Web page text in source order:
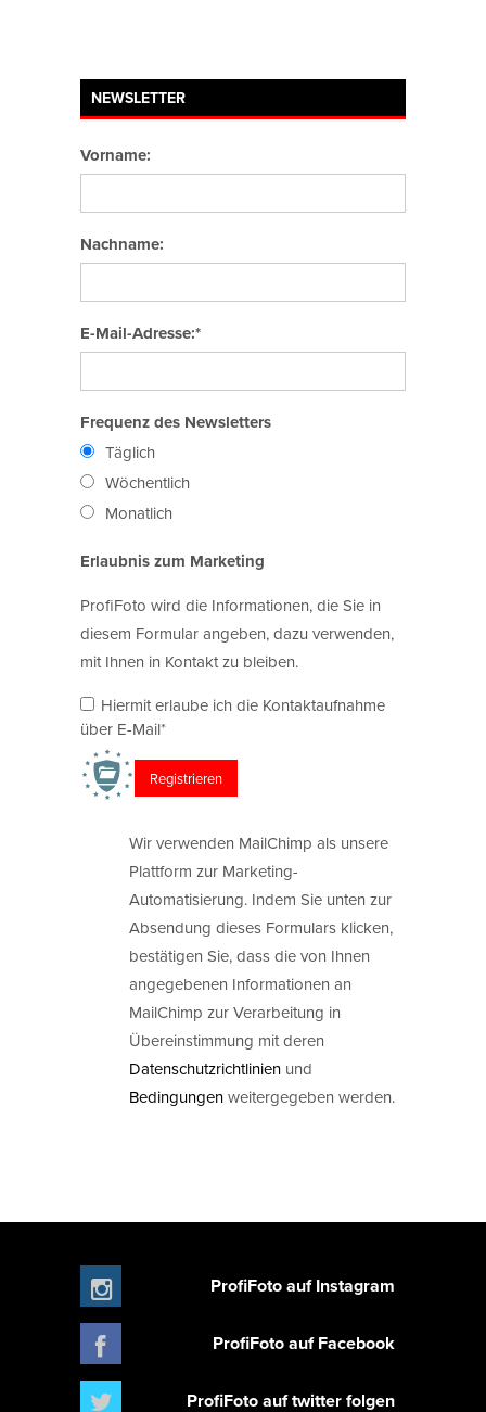
NEWSLETTER
Vorname:
Nachname:
E-Mail-Adresse:*
Frequenz des Newsletters
Täglich
Wöchentlich
Monatlich
Erlaubnis zum Marketing
ProfiFoto wird die Informationen, die Sie in
diesem Formular angeben, dazu verwenden,
mit Ihnen in Kontakt zu bleiben.
Hiermit erlaube ich die Kontaktaufnahme
über E-Mail*
Wir verwenden MailChimp als unsere
Plattform zur Marketing-
Automatisierung. Indem Sie unten zur
Absendung dieses Formulars klicken,
bestätigen Sie, dass die von Ihnen
angegebenen Informationen an
MailChimp zur Verarbeitung in
Übereinstimmung mit deren
Datenschutzrichtlinien und
Bedingungenweitergegeben werden.
ProfiFoto auf Instagram
ProfiFoto auf Facebook
ProfiFoto auf twitter folgen